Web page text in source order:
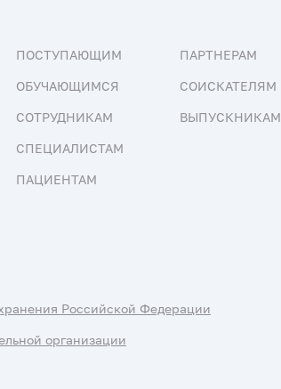
ПОСТУПАЮЩИМ
ОБУЧАЮЩИМСЯ
СОТРУДНИКАМ
СПЕЦИАЛИСТАМ
ПАЦИЕНТАМ
ПАРТНЕРАМ
СОИСКАТЕЛЯМ
ВЫПУСКНИКАМ
Российской Федерации
организации